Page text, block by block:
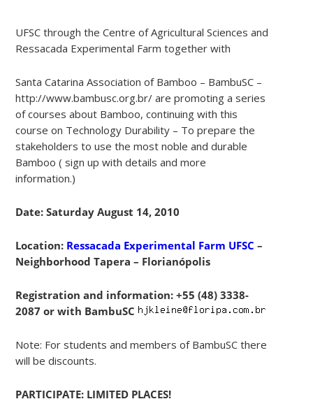
UFSC through the Centre of Agricultural Sciences and
Ressacada Experimental Farm together with
Santa Catarina Association of Bamboo – BambuSC –
http://www.bambusc.org.br/ are promoting a series
of courses about Bamboo, continuing with this
course on Technology Durability – To prepare the
stakeholders to use the most noble and durable
Bamboo ( sign up with details and more
information.)
Date: Saturday August 14, 2010
Location: Ressacada Experimental Farm UFSC –
Neighborhood Tapera – Florianópolis
Registration and information: +55 (48) 3338-
2087 or with BambuSC
Note: For students and members of BambuSC there
will be discounts.
PARTICIPATE: LIMITED PLACES!